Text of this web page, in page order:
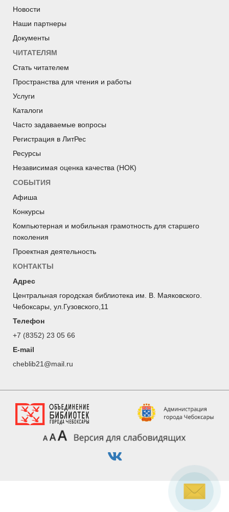
Новости
Наши партнеры
Документы
ЧИТАТЕЛЯМ
Стать читателем
Пространства для чтения и работы
Услуги
Каталоги
Часто задаваемые вопросы
Регистрация в ЛитРес
Ресурсы
Независимая оценка качества (НОК)
СОБЫТИЯ
Афиша
Конкурсы
Компьютерная и мобильная грамотность для старшего
поколения
Проектная деятельность
КОНТАКТЫ
Адрес
Центральная городская библиотека им. В. Маяковского.
Чебоксары, ул.Гузовского,11
Телефон
+7 (8352) 23 05 66
E-mail
cheblib21@mail.ru